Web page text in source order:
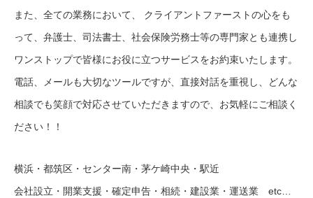
また、全ての業務において、 クライアントファーストの心をも
って、弁護士、司法書士、社会保険労務士等の専門家とも連携し
ワンストップで皆様にお役に立つサービスをお約束いたします。
電話、メールも大切なツールですが、直接対話を重視し、どんな
相談でも笑顔で対応させていただきますので、お気軽にご相談く
ださい！！
横浜・都筑区・センター南・茅ケ崎中央・駅近
会社設立・開業支援・確定申告・相続・建設業・運送業 etc…